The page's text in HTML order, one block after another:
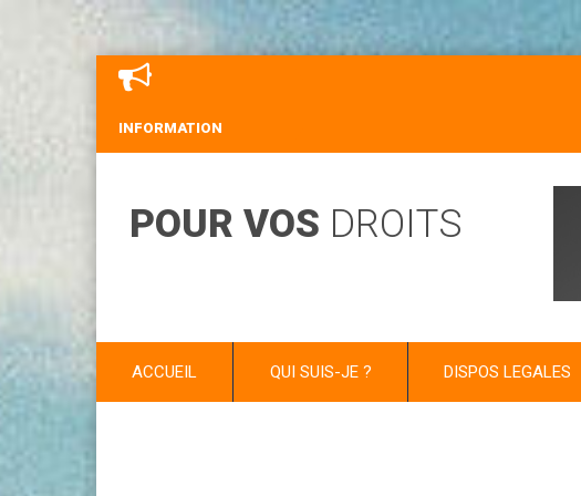
INFORMATION
POUR VOS DROITS
ACCUEIL QUI SUIS-JE ? DISPOS LEGALES